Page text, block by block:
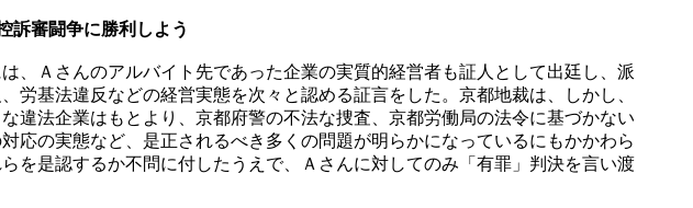
審闘争に勝利しよう
、Ａさんのアルバイト先であった企業の実質的経営者も証人として出廷し、派
労基法違反などの経営実態を次々と認める証言をした。京都地裁は、しかし、
違法企業はもとより、京都府警の不法な捜査、京都労働局の法令に基づかない
応の実態など、是正されるべき多くの問題が明らかになっているにもかかわら
を是認するか不問に付したうえで、Ａさんに対してのみ「有罪」判決を言い渡